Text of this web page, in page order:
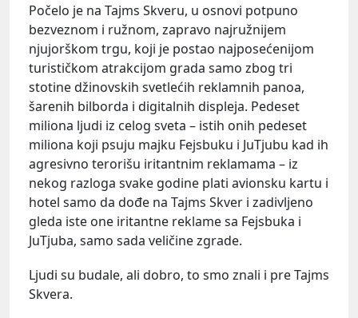
Počelo je na Tajms Skveru, u osnovi potpuno
bezveznom i ružnom, zapravo najružnijem
njujorškom trgu, koji je postao najposećenijom
turističkom atrakcijom grada samo zbog tri
stotine džinovskih svetlećih reklamnih panoa,
šarenih bilborda i digitalnih displeja. Pedeset
miliona ljudi iz celog sveta – istih onih pedeset
miliona koji psuju majku Fejsbuku i JuTjubu kad ih
agresivno terorišu iritantnim reklamama – iz
nekog razloga svake godine plati avionsku kartu i
hotel samo da dođe na Tajms Skver i zadivljeno
gleda iste one iritantne reklame sa Fejsbuka i
JuTjuba, samo sada veličine zgrade.
Ljudi su budale, ali dobro, to smo znali i pre Tajms
Skvera.